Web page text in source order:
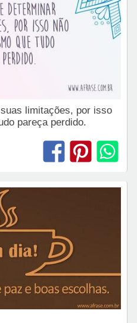
limitações, por isso
pareça perdido.